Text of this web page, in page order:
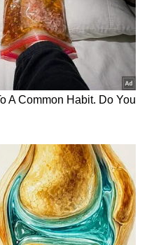
ಕೇಂದ್ರ ಸರ್ಕಾರದಿಂದ
ಗಮನಿಸಿರುವ ಕೋರ್ಟ್‌,
ನ್ಯೂಸ್‌ ಫಾಲೋ
Kannada News),
ಪ್ರಸಾರಗಳೊಂದಿಗೆ
ಮಾಹಿತಿ ಒಂದೇ
ನ್ಯೂಸ್ ಅಧಿಕೃತ
ಎಲ್ಲಾ ಅಪ್‌ಡೇಟ್